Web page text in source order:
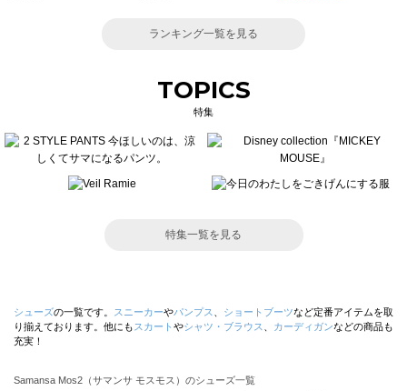
ランキング一覧を見る
TOPICS
特集
特集一覧を見る
シューズの一覧です。 スニーカーやパンプス ショートブーツなど定番アイテムを取
り揃えております。他にも スカート やシャツ・ブラウス カーディガンなどの商品も
充実！
Samansa Mos2（サマンサ モスモス）のシューズ一覧